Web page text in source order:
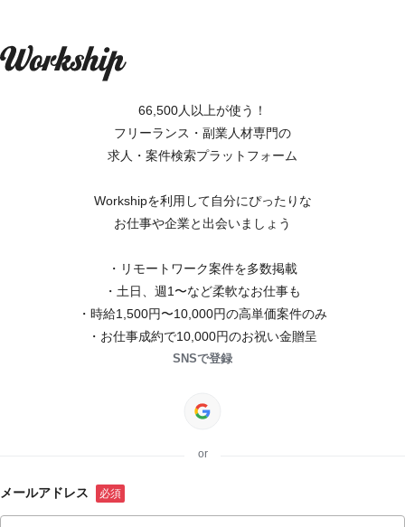
66,500人以上が使う！
フリーランス・副業人材専門の
求人・案件検索プラットフォーム
Workshipを利用して自分にぴったりな
お仕事や企業と出会いましょう
・リモートワーク案件を多数掲載
・土日、週1〜など柔軟なお仕事も
・時給1,500円〜10,000円の高単価案件のみ
・お仕事成約で10,000円のお祝い金贈呈
SNSで登録
or
メールアドレス